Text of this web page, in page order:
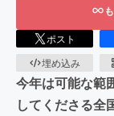
ポスト
埋め込み
今年は可能な範
してくださる全